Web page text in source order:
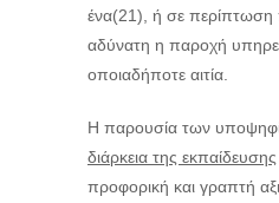
ένα(21), ή σε περίπτωση
αδύνατη η παροχή
οποιαδήποτε αιτία.
Η παρουσία των
διάρκεια της εκπαίδευσης
προφορική και γραπτή